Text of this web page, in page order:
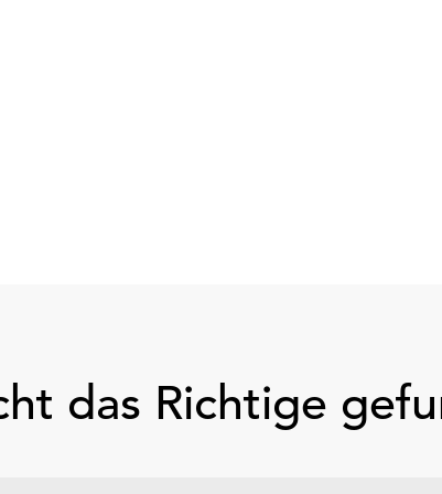
das Richtige